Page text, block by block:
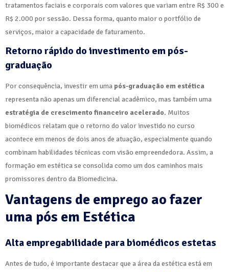
tratamentos faciais e corporais com valores que variam entre R$ 300 e
R$ 2.000 por sessão. Dessa forma, quanto maior o portfólio de
serviços, maior a capacidade de faturamento.
Retorno rápido do investimento em pós-
graduação
Por consequência, investir em uma pós-graduação em estética
representa não apenas um diferencial acadêmico, mas também uma
estratégia de crescimento financeiro acelerado. Muitos
biomédicos relatam que o retorno do valor investido no curso
acontece em menos de dois anos de atuação, especialmente quando
combinam habilidades técnicas com visão empreendedora. Assim, a
formação em estética se consolida como um dos caminhos mais
promissores dentro da Biomedicina.
Vantagens de emprego ao fazer
uma pós em Estética
Alta empregabilidade para biomédicos estetas
Antes de tudo, é importante destacar que a área da estética está em